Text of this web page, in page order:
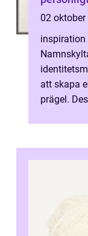
02
inspiration
att skapa
prägel.